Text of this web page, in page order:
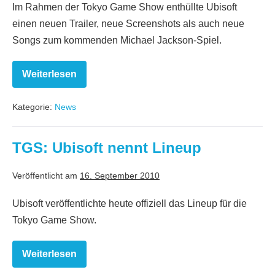
Im Rahmen der Tokyo Game Show enthüllte Ubisoft
einen neuen Trailer, neue Screenshots als auch neue
Songs zum kommenden Michael Jackson-Spiel.
Weiterlesen
Neuer
Trailer,
und
zu
Jackson
The
Kategorie: News
TGS: Ubisoft nennt Lineup
Veröffentlicht am 16. September 2010
Ubisoft veröffentlichte heute offiziell das Lineup für die
Tokyo Game Show.
Weiterlesen
TGS:
Ubisoft